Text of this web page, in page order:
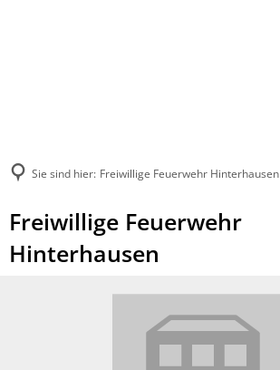
Sie sind hier: Freiwillige Feuerwehr Hinterhausen
Freiwillige Feuerwehr
Hinterhausen